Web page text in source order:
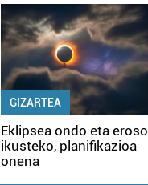
GIZARTEA
Eklipsea ondo eta eroso
ikusteko, planifikazioa
onena